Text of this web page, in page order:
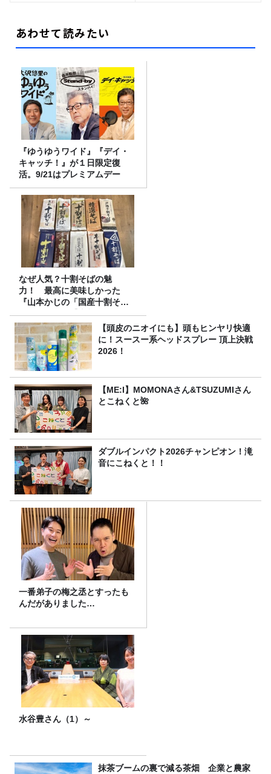
あわせて読みたい
『ゆうゆうワイド』『デイ・
キャッチ！』が１日限定復
活。9/21はプレミアムデー
なぜ人気？十割そばの魅
力！ 最高に美味しかった
『山本かじの「国産十割そ
ば」』とは？【十割そば10種
食べ比べ】
【頭皮のニオイにも】頭もヒンヤリ快適
に！スースー系ヘッドスプレー 頂上決戦
2026！
【ME:I】MOMONAさん&TSUZUMIさん
とこねくと🌺
ダブルインパクト2026チャンピオン！滝
音にこねくと！！
一番弟子の梅之丞とすったも
んだがありました…
水谷豊さん（1）～
抹茶ブームの裏で減る茶畑 企業と農家